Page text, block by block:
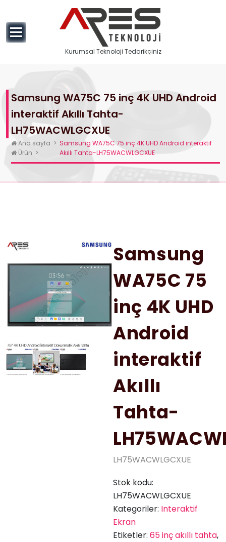
Kurumsal Teknoloji Tedarikçiniz
Samsung WA75C 75 inç 4K UHD Android
interaktif Akıllı Tahta-
LH75WACWLGCXUE
Ana sayfa >
Ürün >
Samsung WA75C 75 inç 4K UHD Android interaktif
Akıllı Tahta-LH75WACWLGCXUE
Samsung
WA75C 75
inç 4K UHD
Android
interaktif
Akıllı
Tahta-
LH75WACWLGCXUE
Stok kodu:
LH75WACWLGCXUE
Kategoriler: Interaktif
Ekran
Etiketler: 65 inç akıllı tahta,